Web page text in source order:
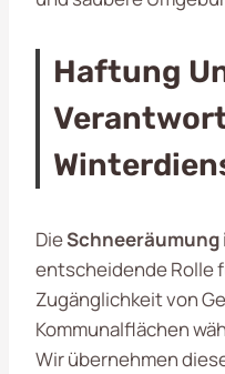
Haftung
Die
entscheidende Rolle
Zugänglichkeit von
Kommunalflächen
Wir übernehmen